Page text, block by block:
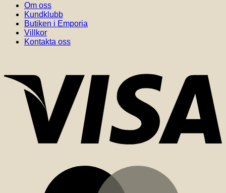
Om oss
Kundklubb
Butiken i Emporia
Villkor
Kontakta oss